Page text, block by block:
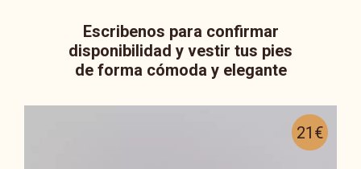
Escribenos para confirmar
disponibilidad y vestir tus pies
de forma cómoda y elegante
21€